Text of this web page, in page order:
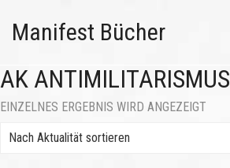
Manifest Bücher
AK ANTIMILITARISMUS
EINZELNES ERGEBNIS WIRD ANGEZEIGT
Nach Aktualität sortieren